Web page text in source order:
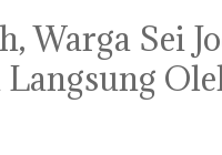
Warga Sei